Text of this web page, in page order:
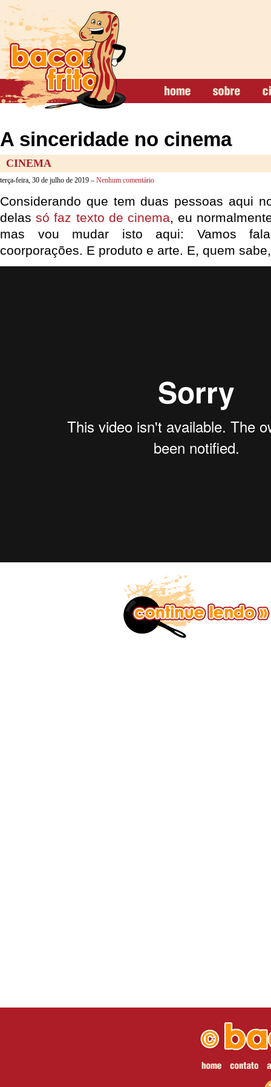
A sinceridade no cinema
CINEMA
terça-feira, 30 de julho de 2019 – Nenhum comentário
Considerando que tem duas pessoas aqui
delassó faz texto de cinema, eu
mas vou mudar isto aqui: Vamos
coorporações. E produto e arte. E, quem